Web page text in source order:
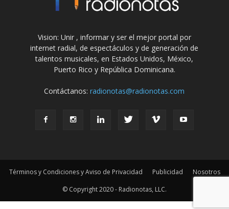
Vision: Unir , informar y ser el mejor portal por
internet radial, de espectáculos y de generación de
talentos musicales, en Estados Unidos, México,
Puerto Rico y República Dominicana.
Contáctanos:radionotas@radionotas.com
Términos y Condiciones y Aviso de Privacidad Publicidad
Nosotros
© Copyright 2020 - Radionotas, LLC.